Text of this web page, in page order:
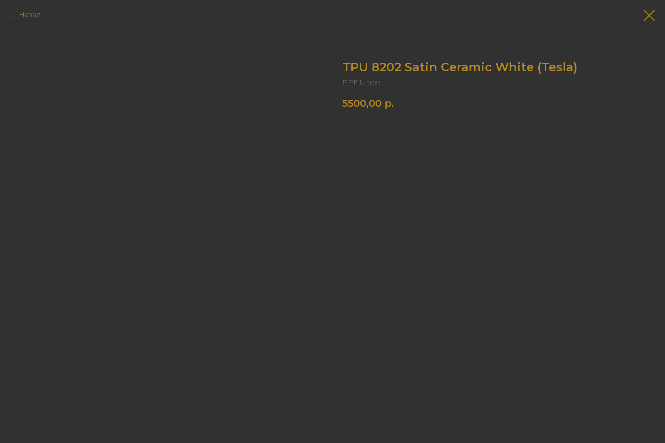
Назад
TPU 8202 Satin Ceramic White (Tesla)
PPF Union
5500,00 р.